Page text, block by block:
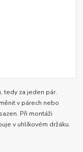
tedy za jeden pár.
v párech nebo
Při montáži
v uhlíkovém držáku.